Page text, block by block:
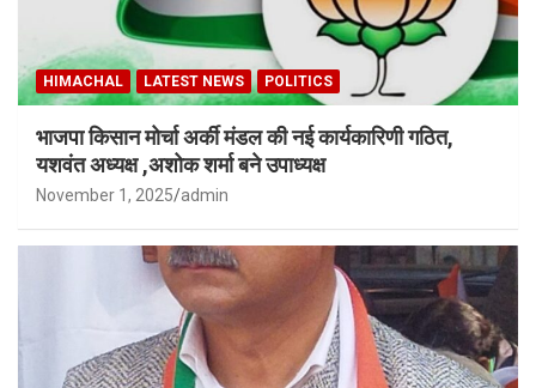
HIMACHAL LATEST NEWS POLITICS
भाजपा किसान मोर्चा अर्की मंडल की नई कार्यकारिणी गठित,
यशवंत अध्यक्ष ,अशोक शर्मा बने उपाध्यक्ष
November 1, 2025 admin